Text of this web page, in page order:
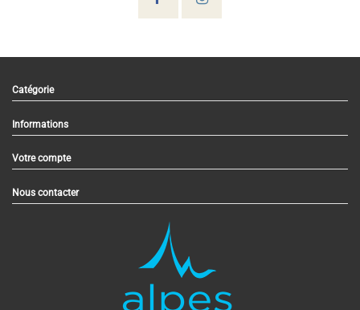
Catégorie
Informations
Votre compte
Nous contacter